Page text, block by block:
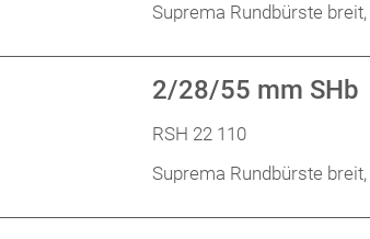
Suprema Rundbürste
2/28/55 mm SHb
RSH 22 110
Suprema Rundbürste